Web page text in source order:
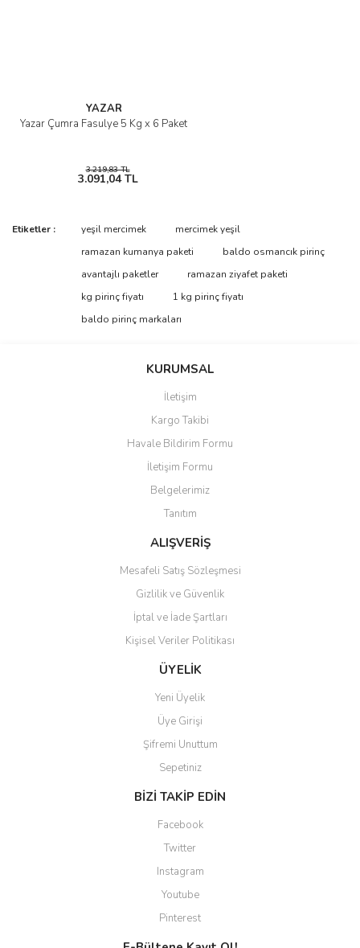
YAZAR
Yazar Çumra Fasulye 5 Kg x 6 Paket
3.219,83 TL
3.091,04 TL
Etiketler : yeşil mercimek
mercimek yeşil
ramazan kumanya paketi
baldo osmancık pirinç
avantajlı paketler
ramazan ziyafet paketi
kg pirinç fiyatı
1 kg pirinç fiyatı
baldo pirinç markaları
KURUMSAL
İletişim
Kargo Takibi
Havale Bildirim Formu
İletişim Formu
Belgelerimiz
Tanıtım
ALIŞVERİŞ
Mesafeli Satış Sözleşmesi
Gizlilik ve Güvenlik
İptal ve İade Şartları
Kişisel Veriler Politikası
ÜYELİK
Yeni Üyelik
Üye Girişi
Şifremi Unuttum
Sepetiniz
BİZİ TAKİP EDİN
Facebook
Twitter
Instagram
Youtube
Pinterest